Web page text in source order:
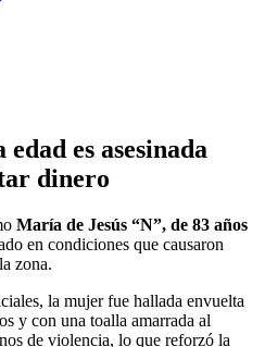
es asesinada
dinero
María de Jesús “N”, de 83 años
en condiciones que causaron
zona.
la mujer fue hallada envuelta
y con una toalla amarrada al
de violencia, lo que reforzó la